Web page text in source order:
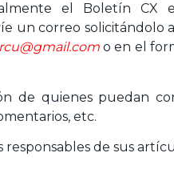
el Boletín CX
un correo solicitándolo
o en el
de quienes puedan
etc.
responsables de sus